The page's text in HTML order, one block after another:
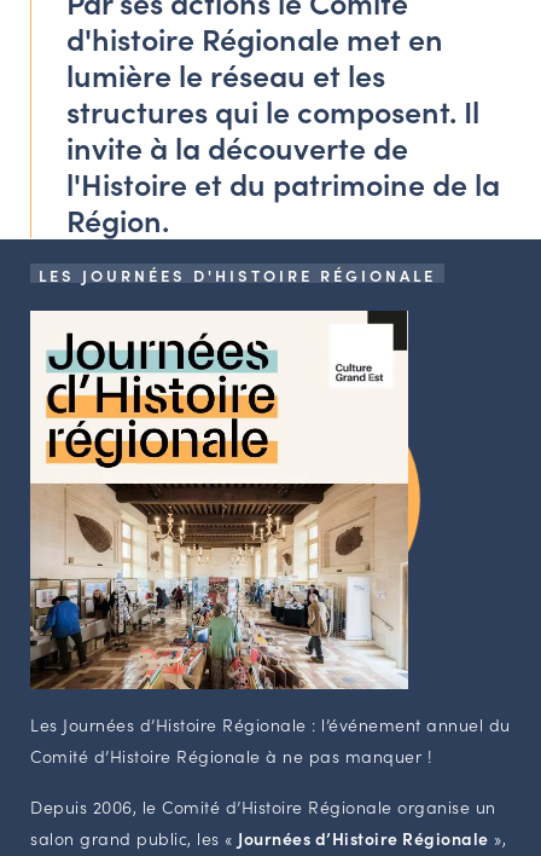
LES ACTIONS PHARES
CONTACT
Agenda
Annuaire
Ressources
OFFRES D’EMPLOI ET DE STAGE
BOURSE D’ÉCHANGE
OUTILS EN LIGNE
CARTES DES NAUDIN
Espace acteurs
NAVIGATION FILTRÉE « ACTEURS »
PORTAIL CULTURE
Service Inventaire et Patrimoines de la Région Grand Est
VOUS ÊTES…
d'histoire Régionale met en
lumière le réseau et les
structures qui le composent. Il
invite à la découverte de
l'Histoire et du patrimoine de la
Région.
LES JOURNÉES D'HISTOIRE RÉGIONALE
Les Journées d’Histoire Régionale : l’événement annuel du
Comité d’Histoire Régionale à ne pas manquer !
Depuis 2006, le Comité d’Histoire Régionale organise un
salon grand public, les « Journées d’Histoire Régionale »,